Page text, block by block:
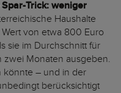
Trick: weniger
Haushalte
von etwa 800 Euro
sie im Durchschnitt für
zwei Monaten ausgeben.
könnte – und in der
berücksichtigt